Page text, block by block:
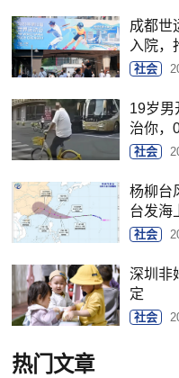
成都世
入院，
社会
19岁男
治你，
社会
杨柳台
台发海
社会
深圳非
定
社会
热门文章